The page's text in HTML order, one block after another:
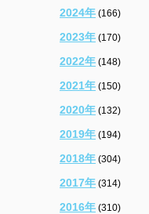
2024年 (166)
2023年 (170)
2022年 (148)
2021年 (150)
2020年 (132)
2019年 (194)
2018年 (304)
2017年 (314)
2016年 (310)